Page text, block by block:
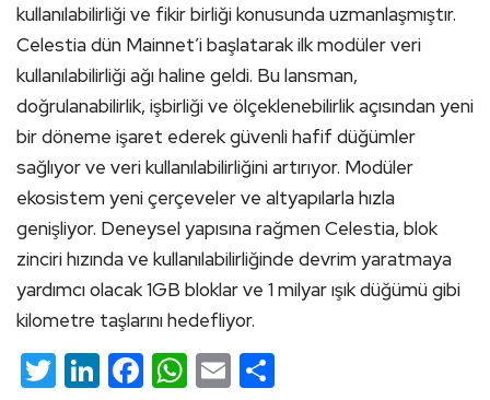
kullanılabilirliği ve fikir birliği konusunda uzmanlaşmıştır.
Celestia dün Mainnet’i başlatarak ilk modüler veri
kullanılabilirliği ağı haline geldi. Bu lansman,
doğrulanabilirlik, işbirliği ve ölçeklenebilirlik açısından yeni
bir döneme işaret ederek güvenli hafif düğümler
sağlıyor ve veri kullanılabilirliğini artırıyor. Modüler
ekosistem yeni çerçeveler ve altyapılarla hızla
genişliyor. Deneysel yapısına rağmen Celestia, blok
zinciri hızında ve kullanılabilirliğinde devrim yaratmaya
yardımcı olacak 1GB bloklar ve 1 milyar ışık düğümü gibi
kilometre taşlarını hedefliyor.
Twitter
LinkedIn
Facebook
WhatsApp
Email